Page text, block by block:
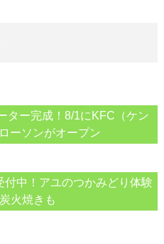
ター完成！8/1にKFC（ケン
ーソンがオープン
中！アユのつかみどり体験
火焼きも